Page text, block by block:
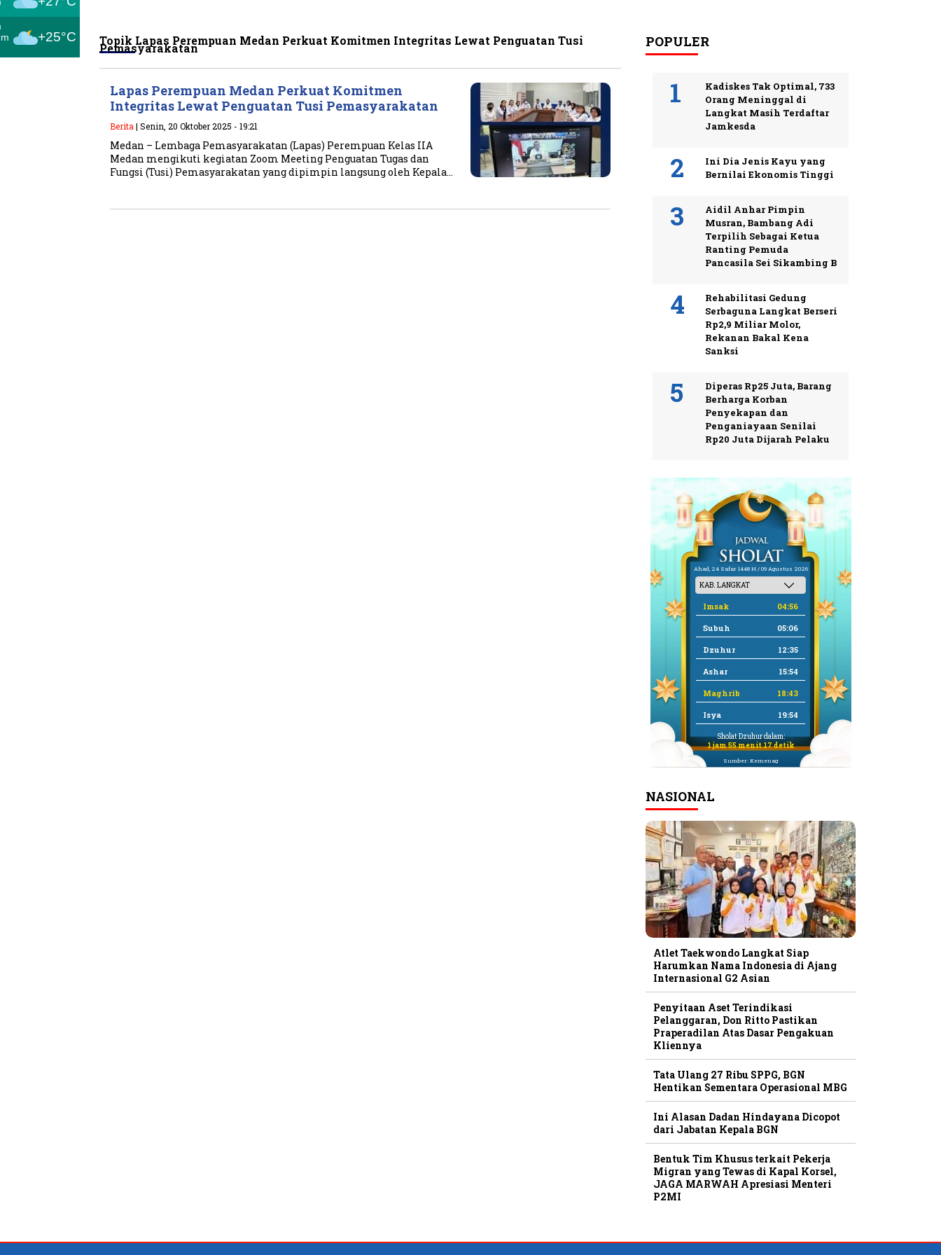
+25°C Topik Lapas Perempuan Medan Perkuat Komitmen Integritas Lewat Penguatan Tusi
Pemasyarakatan
Lapas Perempuan Medan Perkuat Komitmen
Integritas Lewat Penguatan Tusi Pemasyarakatan
Berita | Senin, 20 Oktober 2025 - 19:21
Medan – Lembaga Pemasyarakatan (Lapas) Perempuan Kelas IIA
Medan mengikuti kegiatan Zoom Meeting Penguatan Tugas dan
Fungsi (Tusi) Pemasyarakatan yang dipimpin langsung oleh Kepala…
POPULER
Kadiskes Tak Optimal, 733
Orang Meninggal di
Langkat Masih Terdaftar
Jamkesda
Ini Dia Jenis Kayu yang
Bernilai Ekonomis Tinggi
Aidil Anhar Pimpin
Musran, Bambang Adi
Terpilih Sebagai Ketua
Ranting Pemuda
Pancasila Sei Sikambing B
Rehabilitasi Gedung
Serbaguna Langkat Berseri
Rp2,9 Miliar Molor,
Rekanan Bakal Kena
Sanksi
Diperas Rp25 Juta, Barang
Berharga Korban
Penyekapan dan
Penganiayaan Senilai
Rp20 Juta Dijarah Pelaku
Ahad, 24 Safar 1448 H / 09 Agustus 2026
Imsak 04:56
Subuh 05:06
Dzuhur 12:35
Ashar 15:54
Maghrib 18:43
Isya 19:54
Sholat Dzuhur dalam:
1 jam 55 menit 17 detik
Sumber: Kemenag
NASIONAL
Atlet Taekwondo Langkat Siap
Harumkan Nama Indonesia di Ajang
Internasional G2 Asian
Penyitaan Aset Terindikasi
Pelanggaran, Don Ritto Pastikan
Praperadilan Atas Dasar Pengakuan
Kliennya
Tata Ulang 27 Ribu SPPG, BGN
Hentikan Sementara Operasional MBG
Ini Alasan Dadan Hindayana Dicopot
dari Jabatan Kepala BGN
Bentuk Tim Khusus terkait Pekerja
Migran yang Tewas di Kapal Korsel,
JAGA MARWAH Apresiasi Menteri
P2MI